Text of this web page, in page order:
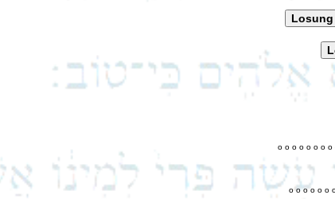
Losung
o o o o o o o o
o o o o o o